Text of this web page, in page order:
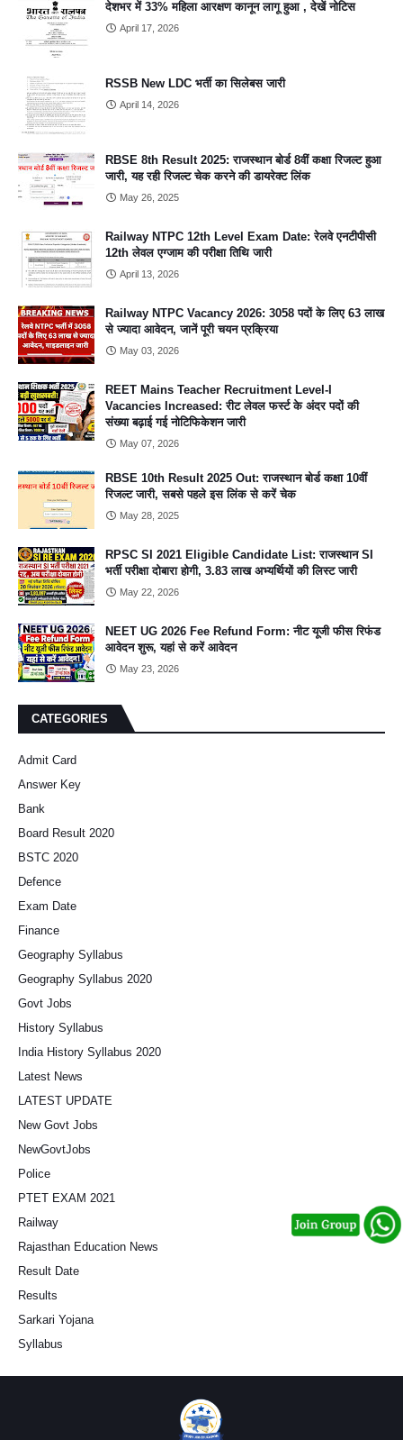
देशभर में 33% महिला आरक्षण कानून लागू हुआ , देखें नोटिस
April 17, 2026
RSSB New LDC भर्ती का सिलेबस जारी
April 14, 2026
RBSE 8th Result 2025: राजस्थान बोर्ड 8वीं कक्षा रिजल्ट हुआ
जारी, यह रही रिजल्ट चेक करने की डायरेक्ट लिंक
May 26, 2025
Railway NTPC 12th Level Exam Date: रेलवे एनटीपीसी
12th लेवल एग्जाम की परीक्षा तिथि जारी
April 13, 2026
Railway NTPC Vacancy 2026: 3058 पदों के लिए 63 लाख
से ज्यादा आवेदन, जानें पूरी चयन प्रक्रिया
May 03, 2026
REET Mains Teacher Recruitment Level-I
Vacancies Increased: रीट लेवल फर्स्ट के अंदर पदों की
संख्या बढ़ाई गई नोटिफिकेशन जारी
May 07, 2026
RBSE 10th Result 2025 Out: राजस्थान बोर्ड कक्षा 10वीं
रिजल्ट जारी, सबसे पहले इस लिंक से करें चेक
May 28, 2025
RPSC SI 2021 Eligible Candidate List: राजस्थान SI
भर्ती परीक्षा दोबारा होगी, 3.83 लाख अभ्यर्थियों की लिस्ट जारी
May 22, 2026
NEET UG 2026 Fee Refund Form: नीट यूजी फीस रिफंड
आवेदन शुरू, यहां से करें आवेदन
May 23, 2026
CATEGORIES
Admit Card
Answer Key
Bank
Board Result 2020
BSTC 2020
Defence
Exam Date
Finance
Geography Syllabus
Geography Syllabus 2020
Govt Jobs
History Syllabus
India History Syllabus 2020
Latest News
LATEST UPDATE
New Govt Jobs
NewGovtJobs
Police
PTET EXAM 2021
Railway
Rajasthan Education News
Result Date
Results
Sarkari Yojana
Syllabus